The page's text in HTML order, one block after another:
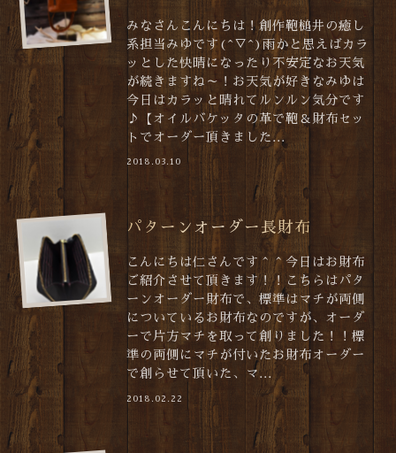
みなさんこんにちは！創作鞄槌井の癒し
系担当みゆです(^▽^)雨かと思えばカラ
ッとした快晴になったり不安定なお天気
が続きますね～！お天気が好きなみゆは
今日はカラッと晴れてルンルン気分です
♪【オイルバケッタの革で鞄＆財布セッ
トでオーダー頂きました...
2018.03.10
パターンオーダー長財布
こんにちは仁さんです＾＾今日はお財布
ご紹介させて頂きます！！こちらはパタ
ーンオーダー財布で、標準はマチが両側
についているお財布なのですが、オーダ
ーで片方マチを取って創りました！！標
準の両側にマチが付いたお財布オーダー
で創らせて頂いた、マ...
2018.02.22